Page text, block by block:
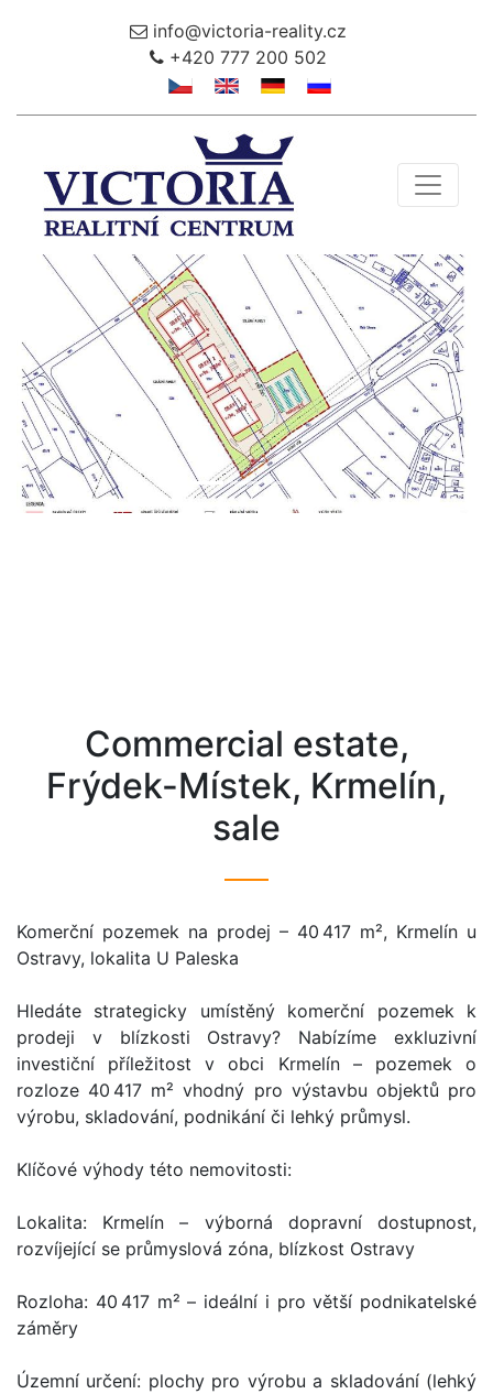
info@victoria-reality.cz
+420 777 200 502
Toggle
Předchozí Další
commercial estate,
Frýdek-Místek, Krmelín,
sale
Komerční pozemek na prodej – 40 417 m², Krmelín u
Ostravy, lokalita U Paleska
Hledáte strategicky umístěný komerční pozemek k
prodeji v blízkosti Ostravy? Nabízíme exkluzivní
investiční příležitost v obci Krmelín – pozemek o
rozloze 40 417 m² vhodný pro výstavbu objektů pro
výrobu, skladování, podnikání či lehký průmysl.
Klíčové výhody této nemovitosti:
Lokalita: Krmelín – výborná dopravní dostupnost,
rozvíjející se průmyslová zóna, blízkost Ostravy
Rozloha: 40 417 m² – ideální i pro větší podnikatelské
záměry
Územní určení: plochy pro výrobu a skladování (lehký